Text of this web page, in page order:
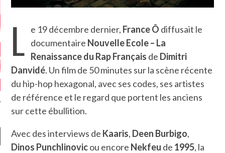
L e 19 décembre dernier, France Ô diffusait le
documentaire Nouvelle Ecole – La
Renaissance du Rap Français de Dimitri
Danvidé. Un film de 50 minutes sur la scène récente
du hip-hop hexagonal, avec ses codes, ses artistes
de référence et le regard que portent les anciens
sur cette ébullition.
Avec des interviews de Kaaris, Deen Burbigo,
Dinos Punchlinovicou encore Nekfeu de 1995, la